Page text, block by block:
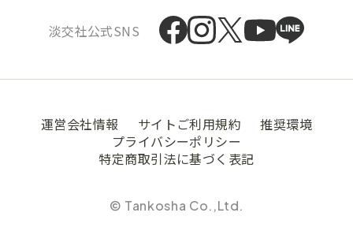
淡交社公式SNS
運営会社情報 サイトご利用規約
推奨環境
プライバシーポリシー
特定商取引法に基づく表記
© Tankosha Co.,Ltd.